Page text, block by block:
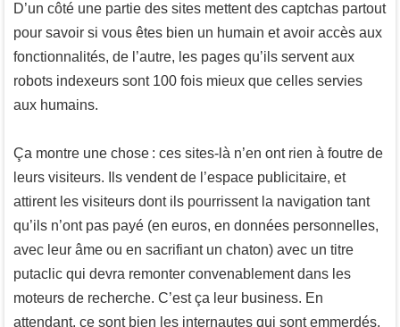
D’un côté une partie des sites mettent des captchas partout
pour savoir si vous êtes bien un humain et avoir accès aux
fonctionnalités, de l’autre, les pages qu’ils servent aux
robots indexeurs sont 100 fois mieux que celles servies
aux humains.
Ça montre une chose : ces sites-là n’en ont rien à foutre de
leurs visiteurs. Ils vendent de l’espace publicitaire, et
attirent les visiteurs dont ils pourrissent la navigation tant
qu’ils n’ont pas payé (en euros, en données personnelles,
avec leur âme ou en sacrifiant un chaton) avec un titre
putaclic qui devra remonter convenablement dans les
moteurs de recherche. C’est ça leur business. En
attendant, ce sont bien les internautes qui sont emmerdés,